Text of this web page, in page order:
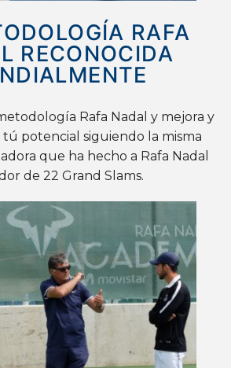
RAFA
RECONOCIDA
Rafa Nadal y mejora y
potencial siguiendo la misma
que ha hecho a Rafa Nadal
de 22 Grand Slams.